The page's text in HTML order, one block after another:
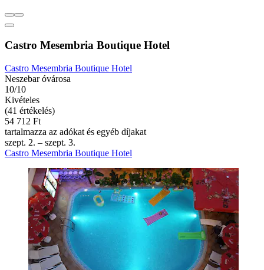
Castro Mesembria Boutique Hotel
Castro Mesembria Boutique Hotel
Neszebar óvárosa
10/10
Kivételes
(41 értékelés)
54 712 Ft
tartalmazza az adókat és egyéb díjakat
szept. 2. – szept. 3.
Castro Mesembria Boutique Hotel